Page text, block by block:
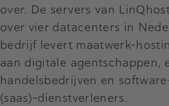
over. De servers van
over vier datacenters in
bedrijf levert maatwerk-
aan digitale agentschappen,
handelsbedrijven en
(saas)-dienstverleners.